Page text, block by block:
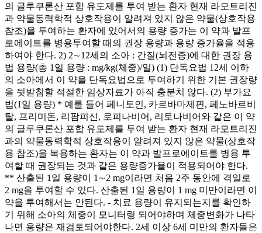
의 글루쿠론산 포합 유도제를 투여 받는 환자 현재 라모트리진
과 약물동력학적 상호작용이 알려져 있지 않은 약물(상호작용
참조)을 투여하는 환자에 있어서의 용량 증가는 이 약과 발프
로에이트를 병용투여할 때의 권장 용량과 용량 증가율을 적용
하여야 한다. 2) 2∼12세의 소아 : 간질(뇌전증)에 대한 권장 용
법 용량(총 1일 용량 : mg/kg(체중)/일) (1) 단독요법 12세 이하
의 소아에서 이 약을 단독요법으로 투여하기 위한 기본 권장량
을 뒷받침할 적절한 임상자료가 아직 충분치 않다. (2) 부가요
법(1일 용량) * 예를 들어 페니토인, 카르바마제핀, 페노바르비
탈, 프리미돈, 리팜피신, 로피나비어, 리토나비어와 같은 이 약
의 글루쿠론산 포합 유도제를 투여 받는 환자 현재 라모트리진
과의 약물동력학적 상호작용이 알려져 있지 않은 약물(상호작
용 참조)을 복용하는 환자는 이 약과 발프로에이트를 병용 투
여할 때 권장되는 것과 같은 용량증가율이 적용되어야 한다.
** 산출된 1일 용량이 1∼2 mg이라면 처음 2주 동안에 격일로
2 mg을 투여할 수 있다. 산출된 1일 용량이 1 mg 미만이라면 이
약을 투여해서는 안된다. - 치료 용량이 유지되는지를 확인하
기 위해 소아의 체중이 모니터링 되어야하며 체중변화가 나타
나면 용량은 재검토되어야한다. 2세 이상 6세 미만의 환자들은